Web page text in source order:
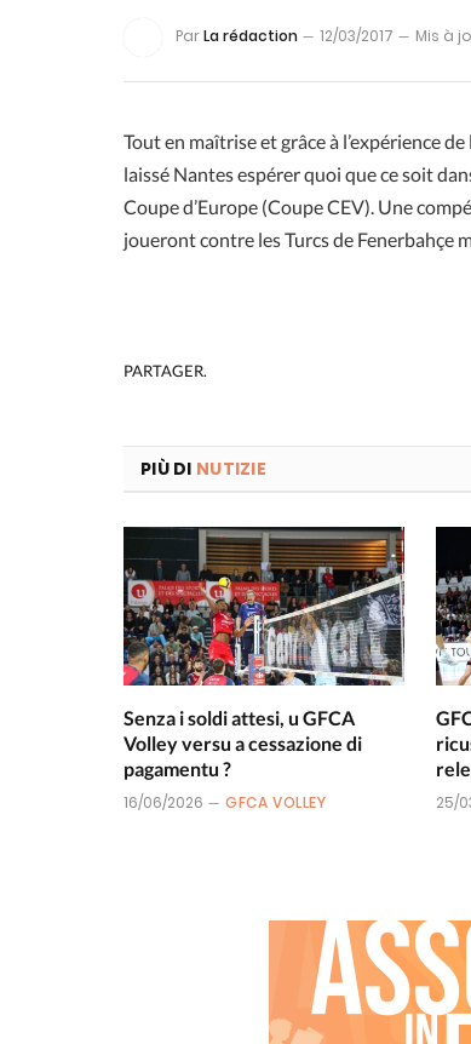
ParLa rédaction 12/03/2017 Mis à
Tout en maîtrise et grâce à l’expérience
laissé Nantes espérer quoi que ce soit
Coupe d’Europe (Coupe CEV). Une
joueront contre les Turcs de Fenerbahçe
PARTAGER.
PIÙ DI NUTIZIE
Senza i soldi attesi, u GFCA
Volley versu a cessazione di
pagamentu ?
16/06/2026 GFCA VOLLEY 25/